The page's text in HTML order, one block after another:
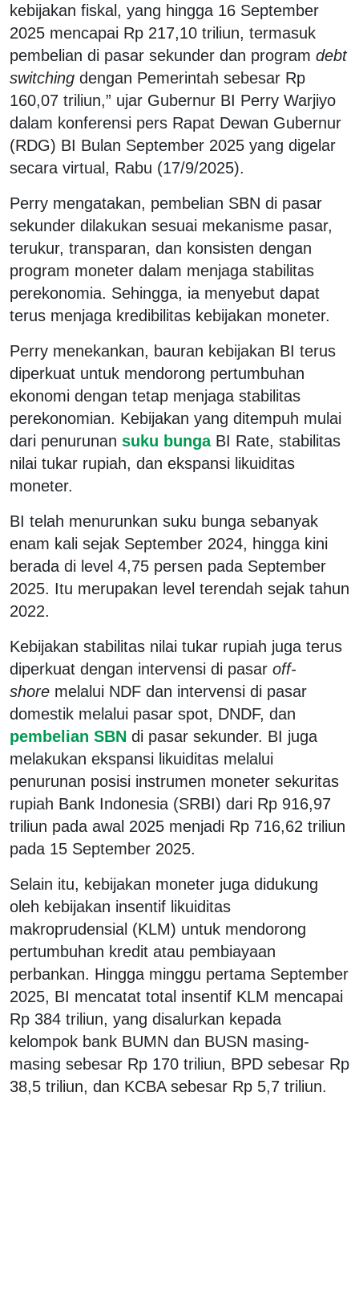
kebijakan fiskal, yang hingga 16 September
2025 mencapai Rp 217,10 triliun, termasuk
pembelian di pasar sekunder dan program debt
switching dengan Pemerintah sebesar Rp
160,07 triliun,” ujar Gubernur BI Perry Warjiyo
dalam konferensi pers Rapat Dewan Gubernur
(RDG) BI Bulan September 2025 yang digelar
secara virtual, Rabu (17/9/2025).
Perry mengatakan, pembelian SBN di pasar
sekunder dilakukan sesuai mekanisme pasar,
terukur, transparan, dan konsisten dengan
program moneter dalam menjaga stabilitas
perekonomia. Sehingga, ia menyebut dapat
terus menjaga kredibilitas kebijakan moneter.
Perry menekankan, bauran kebijakan BI terus
diperkuat untuk mendorong pertumbuhan
ekonomi dengan tetap menjaga stabilitas
perekonomian. Kebijakan yang ditempuh mulai
dari penurunan suku bunga BI Rate, stabilitas
nilai tukar rupiah, dan ekspansi likuiditas
moneter.
BI telah menurunkan suku bunga sebanyak
enam kali sejak September 2024, hingga kini
berada di level 4,75 persen pada September
2025. Itu merupakan level terendah sejak tahun
2022.
Kebijakan stabilitas nilai tukar rupiah juga terus
diperkuat dengan intervensi di pasar off-
shore melalui NDF dan intervensi di pasar
domestik melalui pasar spot, DNDF, dan
pembelian SBN di pasar sekunder. BI juga
melakukan ekspansi likuiditas melalui
penurunan posisi instrumen moneter sekuritas
rupiah Bank Indonesia (SRBI) dari Rp 916,97
triliun pada awal 2025 menjadi Rp 716,62 triliun
pada 15 September 2025.
Selain itu, kebijakan moneter juga didukung
oleh kebijakan insentif likuiditas
makroprudensial (KLM) untuk mendorong
pertumbuhan kredit atau pembiayaan
perbankan. Hingga minggu pertama September
2025, BI mencatat total insentif KLM mencapai
Rp 384 triliun, yang disalurkan kepada
kelompok bank BUMN dan BUSN masing-
masing sebesar Rp 170 triliun, BPD sebesar Rp
38,5 triliun, dan KCBA sebesar Rp 5,7 triliun.